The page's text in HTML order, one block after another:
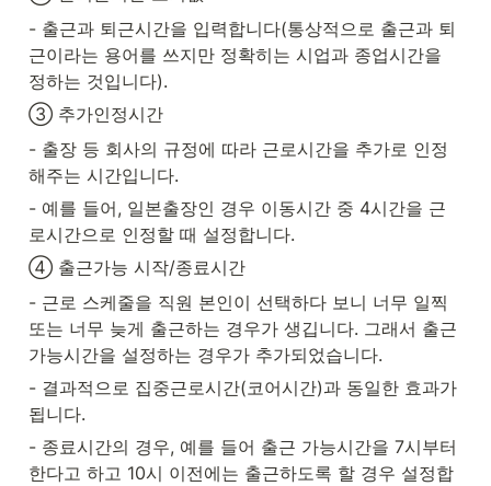
- 출근과 퇴근시간을 입력합니다(통상적으로 출근과 퇴
근이라는 용어를 쓰지만 정확히는 시업과 종업시간을
정하는 것입니다).
③ 추가인정시간
- 출장 등 회사의 규정에 따라 근로시간을 추가로 인정
해주는 시간입니다.
- 예를 들어, 일본출장인 경우 이동시간 중 4시간을 근
로시간으로 인정할 때 설정합니다.
④ 출근가능 시작/종료시간
- 근로 스케줄을 직원 본인이 선택하다 보니 너무 일찍
또는 너무 늦게 출근하는 경우가 생깁니다. 그래서 출근
가능시간을 설정하는 경우가 추가되었습니다.
- 결과적으로 집중근로시간(코어시간)과 동일한 효과가
됩니다.
- 종료시간의 경우, 예를 들어 출근 가능시간을 7시부터
한다고 하고 10시 이전에는 출근하도록 할 경우 설정합